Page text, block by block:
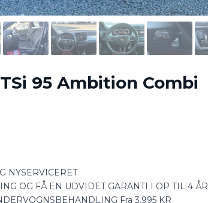
95 Ambition Combi
NYSERVICERET
OG FÅ EN UDVIDET GARANTI I OP TIL 4 ÅR
Fra 3.995 KR